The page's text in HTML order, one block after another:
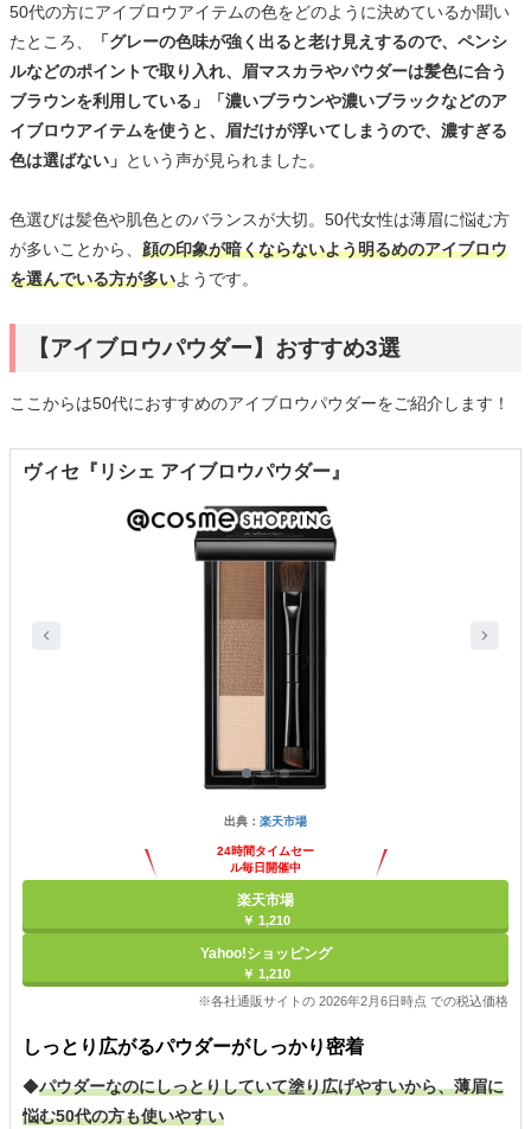
50代の方にアイブロウアイテムの色をどのように決めているか聞い
たところ、
「グレーの色味が強く出ると老け見えするので、ペンシ
ルなどのポイントで取り入れ、眉マスカラやパウダーは髪色に合う
ブラウンを利用している」「濃いブラウンや濃いブラックなどのア
イブロウアイテムを使うと、眉だけが浮いてしまうので、濃すぎる
色は選ばない」 という声が見られました。
色選びは髪色や肌色とのバランスが大切。50代女性は薄眉に悩む方
が多いことから、 顔の印象が暗くならないよう明るめのアイブロウ
を選んでいる方が多いようです。
【アイブロウパウダー】おすすめ3選
ここからは50代におすすめのアイブロウパウダーをご紹介します！
ヴィセ『リシェ アイブロウパウダー』
出典： 楽天市場
24時間タイムセー
ル毎日開催中
楽天市場
￥ 1,210
Yahoo!ショッピング
￥ 1,210
※各社通販サイトの 2026年2月6日時点 での税込価格
しっとり広がるパウダーがしっかり密着
◆パウダーなのにしっとりしていて塗り広げやすいから、薄眉に
悩む50代の方も使いやすい